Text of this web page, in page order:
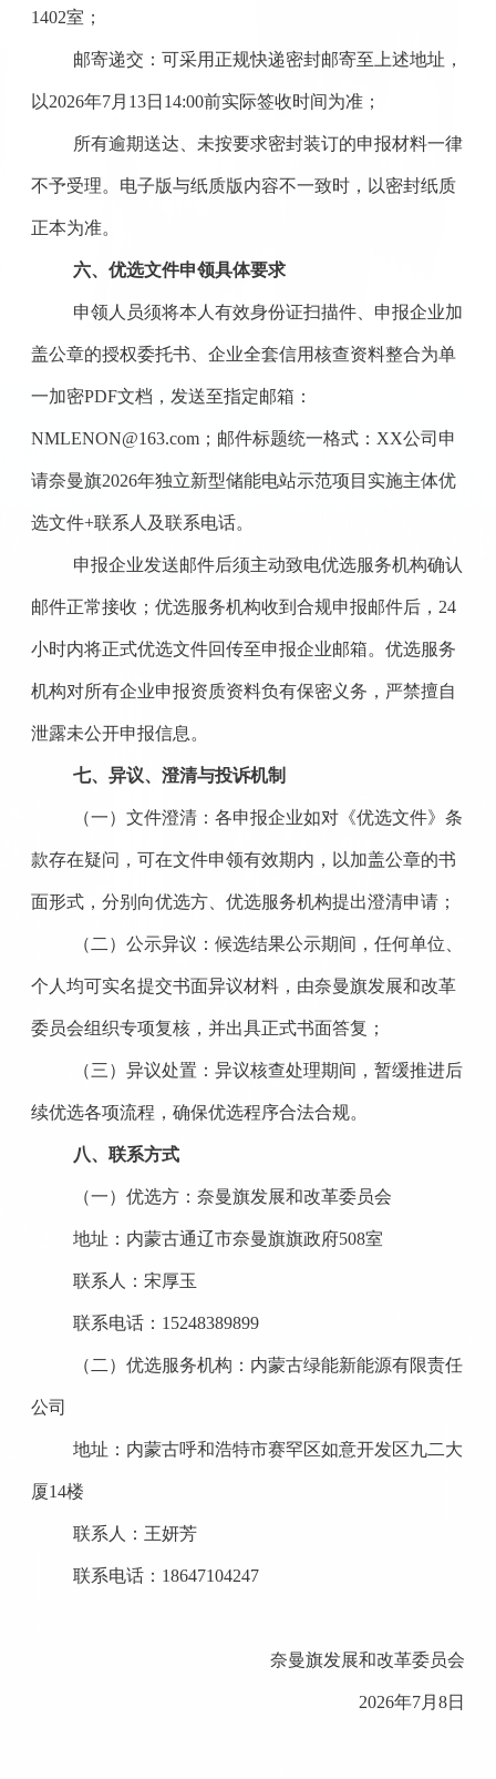
1402室；
邮寄递交：可采用正规快递密封邮寄至上述地址，
以2026年7月13日14:00前实际签收时间为准；
所有逾期送达、未按要求密封装订的申报材料一律
不予受理。电子版与纸质版内容不一致时，以密封纸质
正本为准。
六、优选文件申领具体要求
申领人员须将本人有效身份证扫描件、申报企业加
盖公章的授权委托书、企业全套信用核查资料整合为单
一加密PDF文档，发送至指定邮箱：
NMLENON@163.com；邮件标题统一格式：XX公司申
请奈曼旗2026年独立新型储能电站示范项目实施主体优
选文件+联系人及联系电话。
申报企业发送邮件后须主动致电优选服务机构确认
邮件正常接收；优选服务机构收到合规申报邮件后， 24
小时内将正式优选文件回传至申报企业邮箱。优选服务
机构对所有企业申报资质资料负有保密义务，严禁擅自
泄露未公开申报信息。
七、异议、澄清与投诉机制
（一）文件澄清：各申报企业如对《优选文件》条
款存在疑问，可在文件申领有效期内，以加盖公章的书
面形式，分别向优选方、优选服务机构提出澄清申请；
（二）公示异议：候选结果公示期间，任何单位、
个人均可实名提交书面异议材料，由奈曼旗发展和改革
委员会组织专项复核，并出具正式书面答复；
（三）异议处置：异议核查处理期间，暂缓推进后
续优选各项流程，确保优选程序合法合规。
八、联系方式
（一）优选方：奈曼旗发展和改革委员会
地址：内蒙古通辽市奈曼旗旗政府508室
联系人：宋厚玉
联系电话： 15248389899
（二）优选服务机构：内蒙古绿能新能源有限责任
公司
地址：内蒙古呼和浩特市赛罕区如意开发区九二大
厦14楼
联系人：王妍芳
联系电话： 18647104247
奈曼旗发展和改革委员会
2026年7月8日